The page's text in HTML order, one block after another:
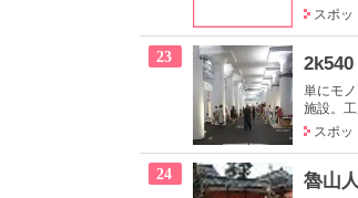
スポッ
23
単にモ
施設。
スポッ
24 魯山